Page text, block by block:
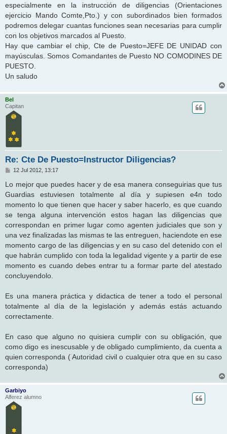
especialmente en la instrucción de diligencias (Orientaciones
ejercicio Mando Comte,Pto.) y con subordinados bien formados
podremos delegar cuantas funciones sean necesarias para cumplir
con los objetivos marcados al Puesto.
Hay que cambiar el chip, Cte de Puesto=JEFE DE UNIDAD con
mayúsculas. Somos Comandantes de Puesto NO COMODINES DE
PUESTO.
Un saludo
Bel
Capitan
Re: Cte De Puesto=Instructor Diligencias?
M
n
a
j
e
12 Jul 2012, 13:17
Lo mejor que puedes hacer y de esa manera conseguirias que tus
Guardias estuviesen totalmente al día y supiesen e4n todo
momento lo que tienen que hacer y saber hacerlo, es que cuando
se tenga alguna intervención estos hagan las diligencias que
correspondan en primer lugar como agenten judiciales que son y
una vez finalizadas las mismas te las entreguen, haciendote en ese
momento cargo de las diligencias y en su caso del detenido con el
que habrán cumplido con toda la legalidad vigente y a partir de ese
momento es cuando debes entrar tu a formar parte del atestado
concluyendolo.
Es una manera práctica y didactica de tener a todo el personal
totalmente al día de la legislación y además estás actuando
correctamente.
En caso que alguno no quisiera cumplir con su obligación, que
como digo es inescusable y de obligado cumplimiento, da cuenta a
quien corresponda ( Autoridad civil o cualquier otra que en su caso
corresponda)
Garbiyo
Alferez alumno